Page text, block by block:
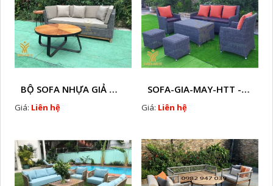
BỘ SOFA NHỰA GIẢ MÂY HTT - S86
Giá: Liên hệ
SOFA-GIA-MAY-HTT - S61 COPY
Giá: Liên hệ